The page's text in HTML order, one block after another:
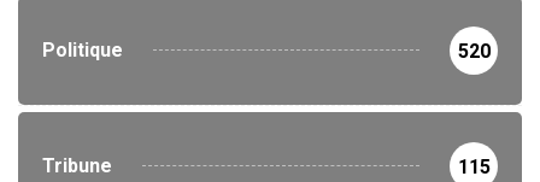
Politique 520
Tribune 115